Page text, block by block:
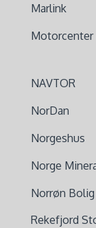
Marlink
Motorcenter
NAVTOR
NorDan
Norgeshus
Norge
Norrøn Bolig
Rekefjord